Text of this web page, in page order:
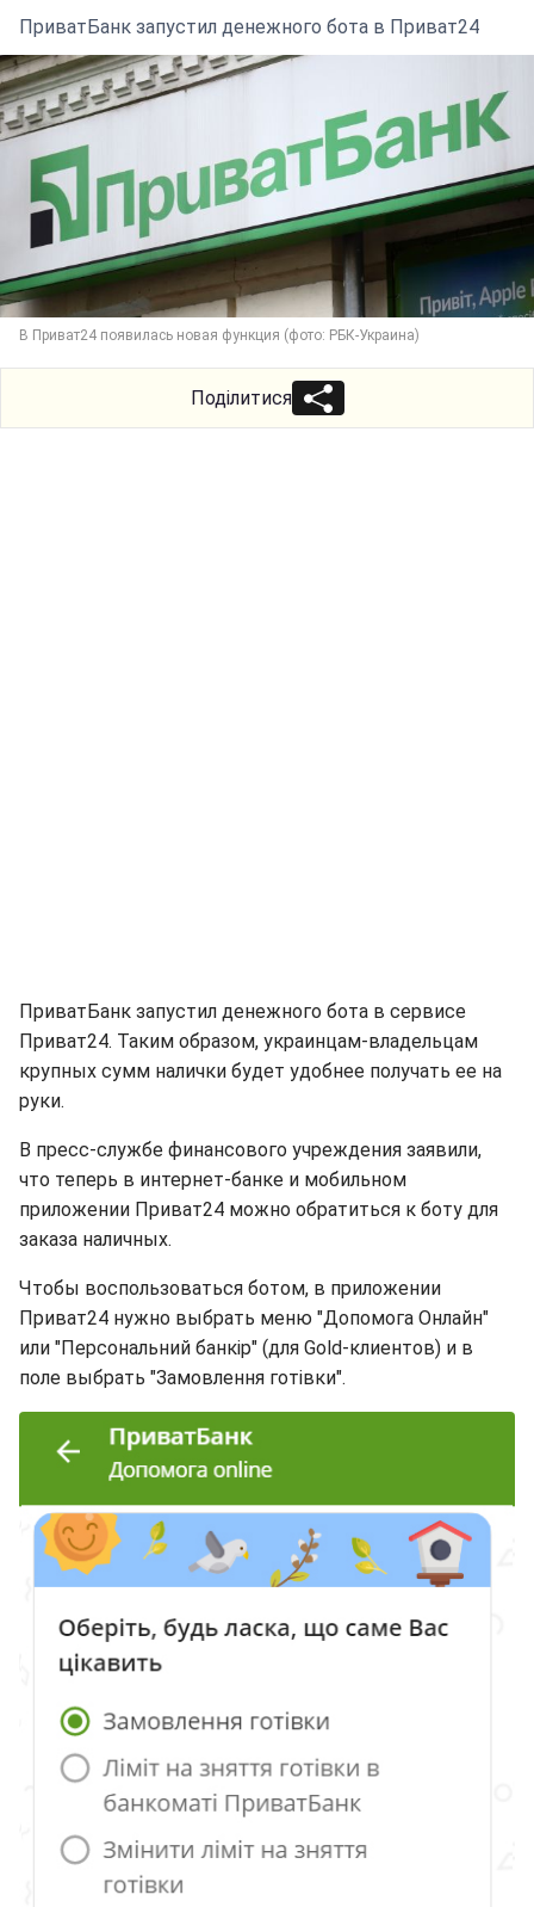
ПриватБанк запустил денежного бота в Приват24
В Приват24 появилась новая функция (фото: РБК-Украина)
Поділитися
ПриватБанк запустил денежного бота в сервисе
Приват24. Таким образом, украинцам-владельцам
крупных сумм налички будет удобнее получать ее на
руки.
В пресс-службе финансового учреждения заявили,
что теперь в интернет-банке и мобильном
приложении Приват24 можно обратиться к боту для
заказа наличных.
Чтобы воспользоваться ботом, в приложении
Приват24 нужно выбрать меню "Допомога Онлайн"
или "Персональний банкір" (для Gold-клиентов) и в
поле выбрать "Замовлення готівки".